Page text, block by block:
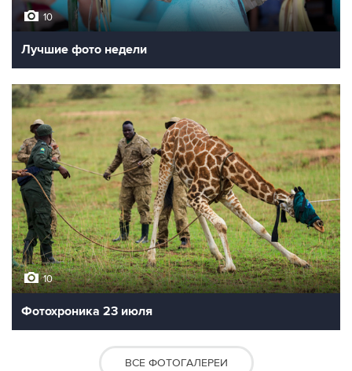
10
Лучшие фото недели
10
Фотохроника 23 июля
ВСЕ ФОТОГАЛЕРЕИ